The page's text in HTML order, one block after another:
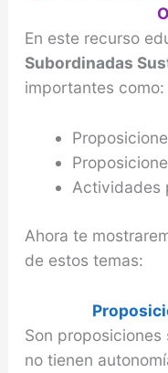
En este recurso
Subordinadas
importantes como:
Actividades
Ahora te
de estos temas:
Son
no tienen